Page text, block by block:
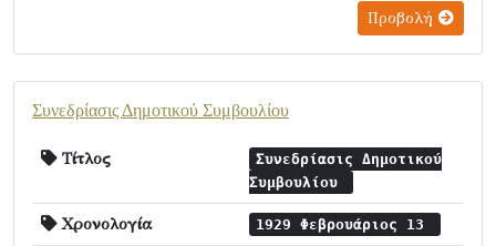
Προβολή
Συνεδρίασις Δημοτικού Συμβουλίου
Τίτλος
Συνεδρίασις Δημοτικού
Συμβουλίου
Χρονολογία 1929 Φεβρουάριος 13